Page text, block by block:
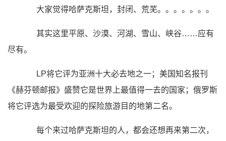
大家觉得哈萨克斯坦，封闭、荒芜。。。。。。。
其实这里平原、沙漠、河湖、雪山、峡谷……应有
尽有。
LP将它评为亚洲十大必去地之一；美国知名报刊
《赫芬顿邮报》盛赞它是世界上最值得一去的国家；俄罗斯
将它评选为最受欢迎的探险旅游目的地第二名。
每个来过哈萨克斯坦的人，都会还想再来第二次，